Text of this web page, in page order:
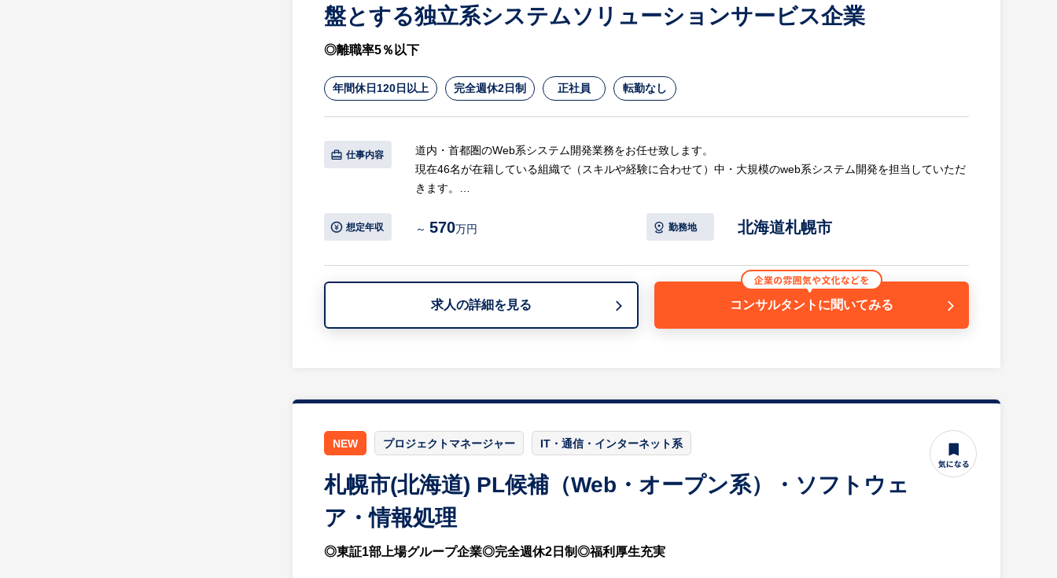
ネジメント力を磨いていく等志向に合わせてキャリアを積むことが可能。
・社内に営業部門はなく、プロジェクトのエンジニアがお客様への提案・設計～製造まで行います。予算を含め
てプロジェクト全体に関わるので、マネジメント能力を身に付けることができます。
しており、今後は自社内開発案件が増える見込みです。
・フラットな社風のため、中途入社でもハンデなくキャリアアップが可能です。
盤とする独立系システムソリューションサービス企業
◎離職率5％以下
年間休日120日以上 完全週休2日制 正社員 転勤なし
仕事内容
道内・首都圏のWeb系システム開発業務をお任せ致します。
現在46名が在籍している組織で（スキルや経験に合わせて）中・大規模のweb系システム開発を担当していただ
きます。
【具体的には…】
・流通系～店舗POSシステム・タブレット端末発注システム
・公共系～市役所道路情報システム、災害センター情報システム
・医療系～総合病院向け医事会計システム
・その他多種多様な案件がございますので、これまでのご経験・知識を活かせる環境です。
・キャリアや裁量についても自己申告制をとっており、シニアSEとして技術力を磨き続ける、PL・PMとしてマ
ネジメント力を磨いていく等志向に合わせてキャリアを積むことが可能。
・社内に営業部門はなく、プロジェクトのエンジニアがお客様への提案・設計～製造まで行います。予算を含め
てプロジェクト全体に関わるので、マネジメント能力を身に付けることができます。
・現在社員の1/3は自社内開発案件、2/3は客先常駐にて開発を行っていますが、2015年に自社開発フロアを増設
しており、今後は自社内開発案件が増える見込みです。
想定年収 ～ 570万円 勤務地 北海道札幌市
求人の詳細を見る コンサルタントに聞いてみる
NEW プロジェクトマネージャー IT・通信・インターネット系
札幌市(北海道) PL候補（Web・オープン系）・ソフトウェ
ア・情報処理
◎東証1部上場グループ企業◎完全週休2日制◎福利厚生充実